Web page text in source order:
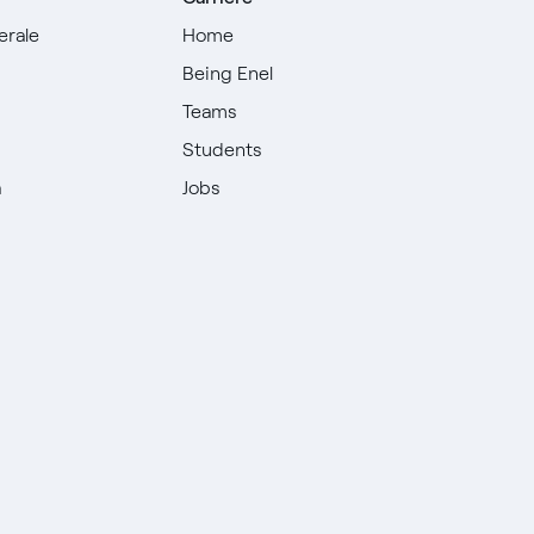
Home
Being Enel
Teams
Students
Jobs